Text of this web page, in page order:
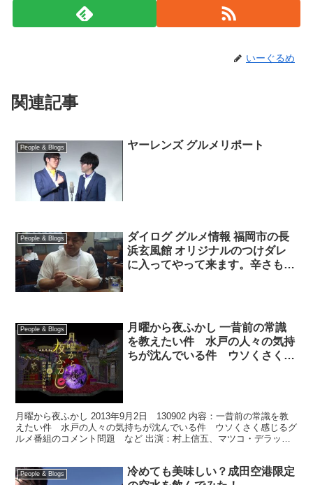
いーぐるめ
関連記事
People & Blogs ヤーレンズ グルメリポート
People & Blogs
ダイログ グルメ情報 福岡市の長
浜玄風館 オリジナルのつけダレ
に入ってやって来ます。辛さも選
た。ウマイ。
People & Blogs
月曜から夜ふかし 一昔前の常識
を教えたい件 水戸の人々の気持
ちが沈んでいる件 ウソくさく感
月曜から夜ふかし 2013年9月2日 130902 内容：一昔前の常識を教
えたい件 水戸の人々の気持ちが沈んでいる件 ウソくさく感じるグ
ルメ番組のコメント問題 など 出演：村上信五、マツコ・デラック
People & Blogs
冷めても美味しい？成田空港限定